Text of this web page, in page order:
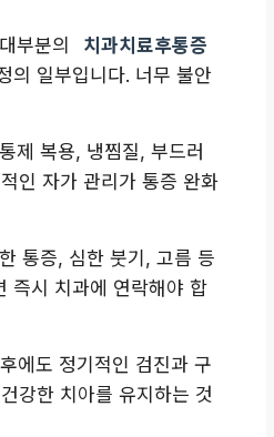
대부분의
치과치료후통증
의 일부입니다. 너무 불안
제 복용, 냉찜질, 부드러
인 자가 관리가 통증 완화
통증, 심한 붓기, 고름 등
즉시 치과에 연락해야 합
에도 정기적인 검진과 구
강한 치아를 유지하는 것